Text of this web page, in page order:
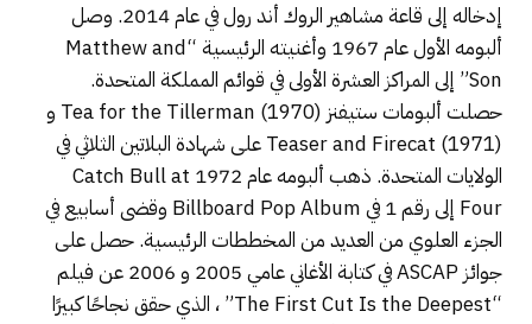
إدخاله إلى قاعة مشاهير الروك أند رول في عام 2014. وصل
ألبومه الأول عام 1967 وأغنيته الرئيسية “Matthew and
Son” إلى المراكز العشرة الأولى في قوائم المملكة المتحدة.
حصلت ألبومات ستيفنز Tea for the Tillerman (1970) و
Teaser and Firecat (1971) على شهادة البلاتين الثلاثي في ​​
الولايات المتحدة. ذهب ألبومه عام 1972 Catch Bull at
Four إلى رقم 1 في Billboard Pop Album وقضى أسابيع في
الجزء العلوي من العديد من المخططات الرئيسية. حصل على
جوائز ASCAP في كتابة الأغاني عامي 2005 و 2006 عن فيلم
“The First Cut Is the Deepest” ، الذي حقق نجاحًا كبيرًا